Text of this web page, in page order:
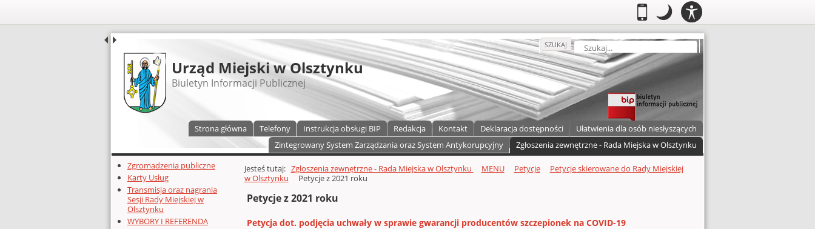
Mobilny
.Przełącz do wersji mobilnej
Tryb
nocny
Tryb nocny: Ten tryb ustawia
Szukaj
SZUKAJ
UDOSTĘPNIJ
Urząd Miejski w Olsztynku
Biuletyn Informacji Publicznej
Strona główna Telefony Instrukcja obsługi BIP Redakcja Kontakt Deklaracja dostępności
Ułatwienia dla osób niesłyszących
Zintegrowany System Zarządzania oraz System Antykorupcyjny
Zgłoszenia zewnętrzne - Rada Miejska w Olsztynku
Dodatkowe zasoby (lewa kolumna)
Zgromadzenia publiczne
Karty Usług
Transmisja oraz nagrania
Sesji Rady Miejskiej w
Olsztynku
WYBORY I REFERENDA
Głównej zawartości
Jesteś tutaj: Zgłoszenia zewnętrzne - Rada Miejska w Olsztynku MENU Petycje
Petycje skierowane do Rady Miejskiej
w Olsztynku
Petycje z 2021 roku
Petycje z 2021 roku
Petycja dot. podjęcia uchwały w sprawie gwarancji producentów szczepionek na COVID-19